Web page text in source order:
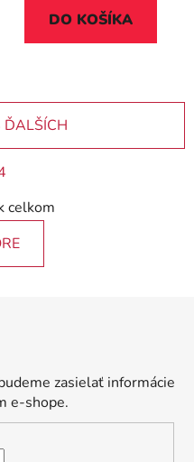
DO KOŠÍKA
celkom
zasielať informácie
e-shope.